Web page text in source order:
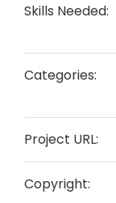
Skills Needed:
Categories:
Project URL:
Copyright: